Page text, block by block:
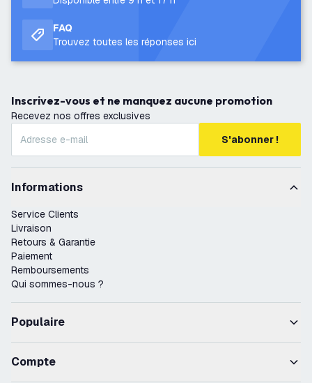
FAQ
Trouvez toutes les réponses ici
Inscrivez-vous et ne manquez aucune promotion
Recevez nos offres exclusives
S'abonner !
Informations
Service Clients
Livraison
Retours & Garantie
Paiement
Remboursements
Qui sommes-nous ?
Populaire
Compte